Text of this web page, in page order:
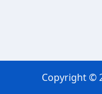
Copyright ©